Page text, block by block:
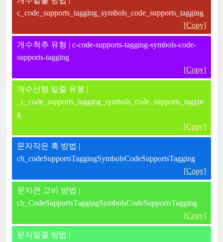
c_code_supports_tagging_symbols_code_supports_tagging
[Copy]
개수척추 유형 | c-code-supports-tagging-symbols-code-
supports-tagging
[Copy]
개수선행 밑줄 유형 |
_c_code_supports_tagging_symbols_code_supports_taggin
g
[Copy]
문자작은 혹 방법 |
ch_codeSupportsTaggingSymbolsCodeSupportsTagging
[Copy]
문자큰 고비 방법 |
ch_CodeSupportsTaggingSymbolsCodeSupportsTagging
[Copy]
문자밑줄 방법 |